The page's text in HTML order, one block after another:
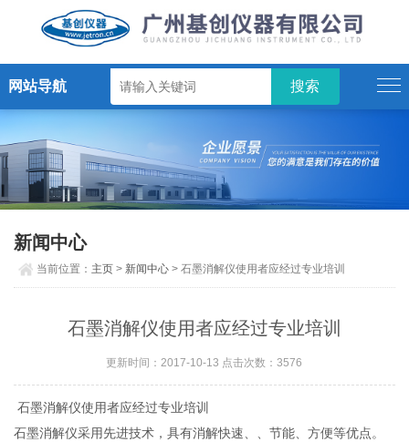
网站导航
新闻中心
当前位置： 主页 > 新闻中心 > 石墨消解仪使用者应经过专业培训
石墨消解仪使用者应经过专业培训
更新时间：2017-10-13 点击次数：3576
石墨消解仪使用者应经过专业培训
石墨消解仪采用先进技术，具有消解快速、、节能、方便等优点。